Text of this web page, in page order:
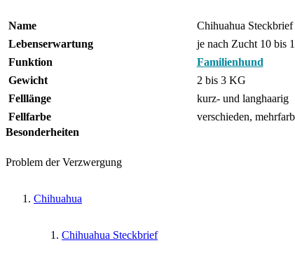
Name Chihuahua Steckbrief
Lebenserwartung
je nach Zucht 10 bis
Funktion
Familienhund
Gewicht
2 bis 3 KG
Felllänge
kurz- und langhaarig
Fellfarbe
verschieden,
Besonderheiten
Problem der Verzwergung
Chihuahua
Chihuahua Steckbrief